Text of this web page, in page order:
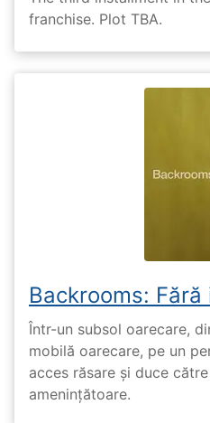
franchise. Plot TBA.
Backrooms:
Într-un subsol oarecare,
mobilă oarecare, pe un
acces răsare și duce
amenințătoare.